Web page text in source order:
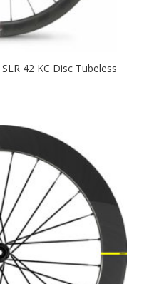
42 KC Disc Tubeless